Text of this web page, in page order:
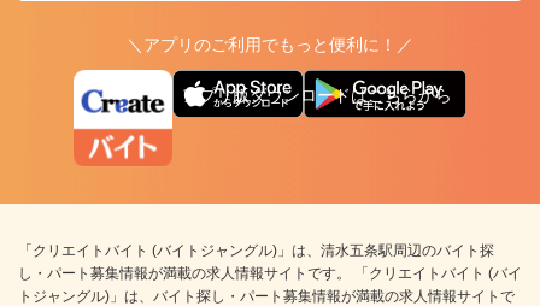
＼アプリのご利用でもっと便利に！／
アプリ版ダウンロードはこちらから
「クリエイトバイト (バイトジャングル)」は、清水五条駅周辺のバイト探
し・パート募集情報が満載の求人情報サイトです。 「クリエイトバイト (バイ
トジャングル)」は、バイト探し・パート募集情報が満載の求人情報サイトで